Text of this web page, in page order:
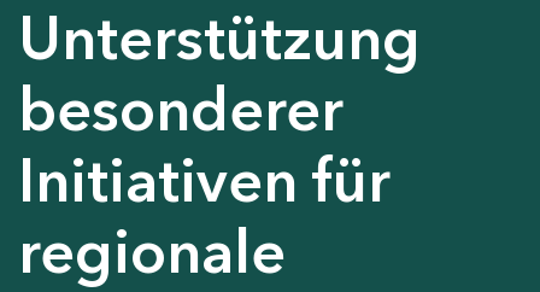
Unterstützung
besonderer
Initiativen für
regionale